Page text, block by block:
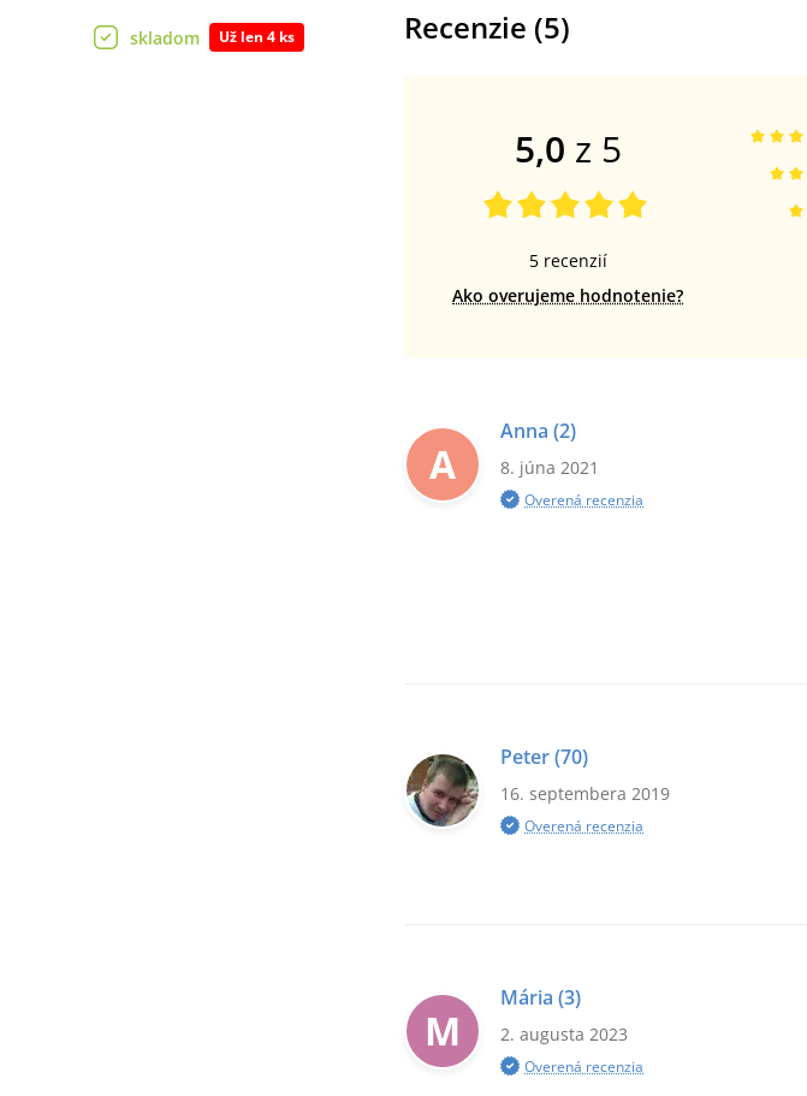
skladom Už len 4 ks Recenzie (5)
5,0 z 5
5 recenzií
Ako overujeme hodnotenie?
A
Anna (2)
8. júna 2021
Overená recenzia
Peter(70)
16. septembera 2019
Overená recenzia
M
Mária (3)
2. augusta 2023
Overená recenzia